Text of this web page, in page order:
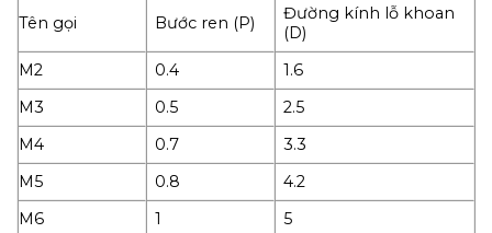
Tên gọi Bước ren (P)
Đường kính lỗ khoan
(D)
M2
0.4
1.6
M3
0.5
2.5
M4
0.7
3.3
M5
0.8
4.2
M6
1
5